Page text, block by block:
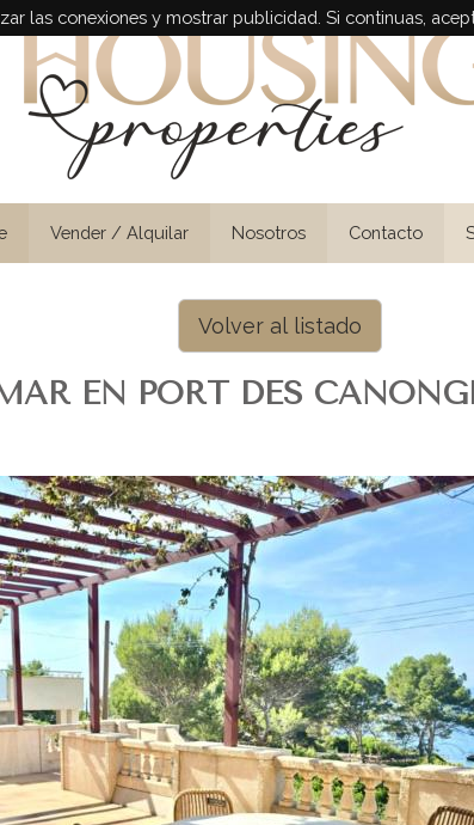
las conexiones y mostrar publicidad. Si continuas,
Vender / Alquilar Nosotros Contacto
Volver al listado
EN PORT DES